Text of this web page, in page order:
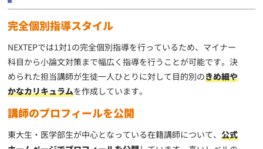
完全個別指導スタイル
NEXTEPでは1対1の完全個別指導を行っているため、マイナー
科目から小論文対策まで幅広く指導を行うことが可能です。決
められた担当講師が生徒一人ひとりに対して目的別のきめ細や
かなカリキュラムを作成しています。
講師のプロフィールを公開
東大生・医学部生が中心となっている在籍講師について、公式